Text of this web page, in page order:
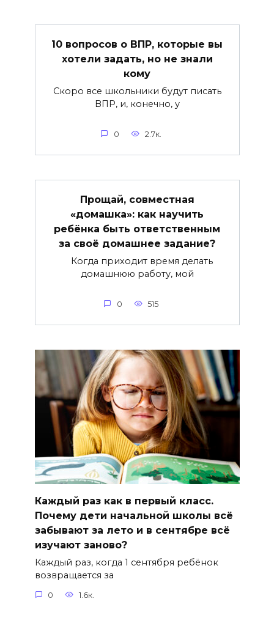
10 вопросов о ВПР, которые вы
хотели задать, но не знали
кому
Скоро все школьники будут писать
ВПР, и, конечно, у
0 2.7к.
Прощай, совместная
«домашка»: как научить
ребёнка быть ответственным
за своё домашнее задание?
Когда приходит время делать
домашнюю работу, мой
0 515
Каждый раз как в первый класс.
Почему дети начальной школы всё
забывают за лето и в сентябре всё
изучают заново?
Каждый раз, когда 1 сентября ребёнок
возвращается за
0 1.6к.